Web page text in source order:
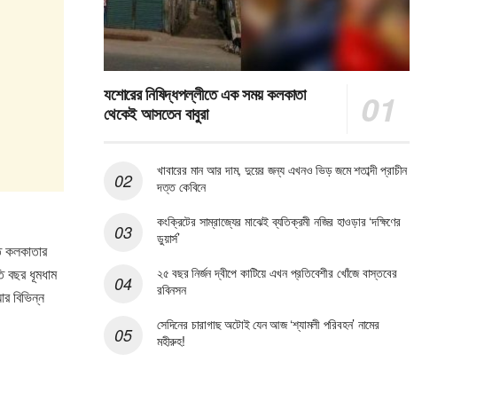
কলকাতার
বছর ধূমধাম
বিভিন্ন
যশোরের নিষিদ্ধপল্লীতে এক সময় কলকাতা
থেকেই আসতেন বাবুরা
খাবারের মান আর দাম, দুয়ের জন্য এখনও ভিড় জমে শতাব্দী প্রাচীন
দত্ত কেবিনে
কংক্রিটের সাম্রাজ্যের মাঝেই ব্যতিক্রমী নজির হাওড়ার ‘দক্ষিণের
ডুয়ার্স’
২৫ বছর নির্জন দ্বীপে কাটিয়ে এখন প্রতিবেশীর খোঁজে বাস্তবের
রবিনসন
সেদিনের চারাগাছ অটোই যেন আজ ‘শ্যামলী পরিবহন’ নামের
মহীরুহ!